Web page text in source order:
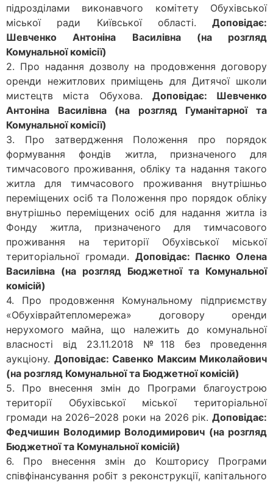
підрозділами виконавчого комітету Обухівської
міської ради Київської області. Доповідає:
Шевченко Антоніна Василівна (на розгляд
Комунальної комісії)
2. Про надання дозволу на продовження договору
оренди нежитлових приміщень для Дитячої школи
мистецтв міста Обухова. Доповідає: Шевченко
Антоніна Василівна (на розгляд Гуманітарної та
Комунальної комісії)
3. Про затвердження Положення про порядок
формування фондів житла, призначеного для
тимчасового проживання, обліку та надання такого
житла для тимчасового проживання внутрішньо
переміщених осіб та Положення про порядок обліку
внутрішньо переміщених осіб для надання житла із
Фонду житла, призначеного для тимчасового
проживання на території Обухівської міської
територіальної громади. Доповідає: Паєнко Олена
Василівна (на розгляд Бюджетної та Комунальної
комісій)
4. Про продовження Комунальному підприємству
«Обухіврайтепломережа» договору оренди
нерухомого майна, що належить до комунальної
власності від 23.11.2018 №118 без проведення
аукціону. Доповідає: Савенко Максим Миколайович
(на розгляд Комунальної та Бюджетної комісій)
5. Про внесення змін до Програми благоустрою
території Обухівської міської територіальної
громади на 2026–2028 роки на 2026 рік. Доповідає:
Федчишин Володимир Володимирович (на розгляд
Бюджетної та Комунальної комісій)
6. Про внесення змін до Кошторису Програми
співфінансування робіт з реконструкції, капітального